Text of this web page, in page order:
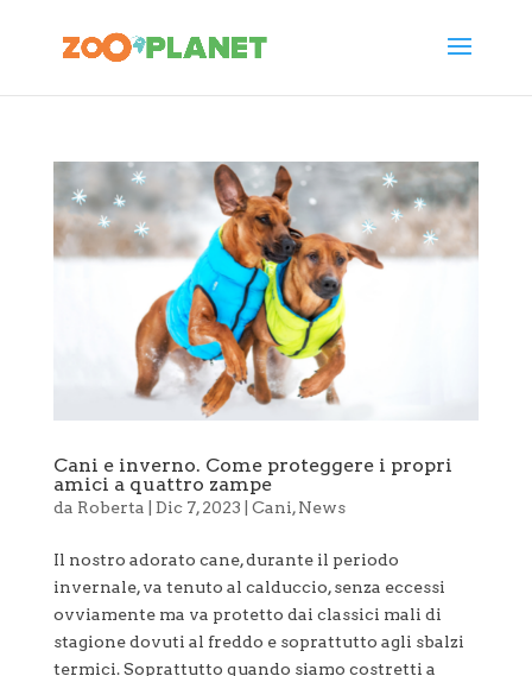
Cani e inverno. Come proteggere i propri
amici a quattro zampe
da Roberta Dic 7, 2023 Cani,News
Il nostro adorato cane, durante il periodo
invernale, va tenuto al calduccio, senza eccessi
ovviamente ma va protetto dai classici mali di
stagione dovuti al freddo e soprattutto agli sbalzi
termici. Soprattutto quando siamo costretti a